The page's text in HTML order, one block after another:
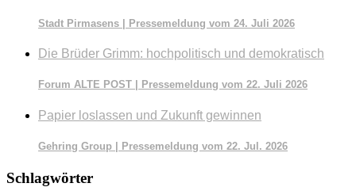
Stadt Pirmasens | Pressemeldung vom 24. Juli 2026
Die Brüder Grimm: hochpolitisch und demokratisch
Forum ALTE POST | Pressemeldung vom 22. Juli 2026
Papier loslassen und Zukunft gewinnen
Gehring Group | Pressemeldung vom 22. Jul. 2026
Schlagwörter